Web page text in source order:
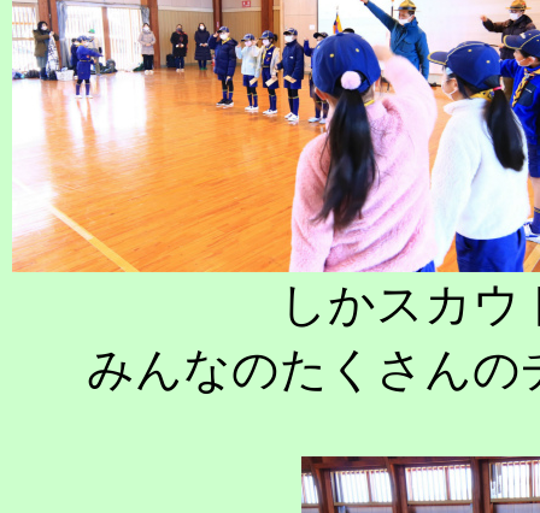
しかスカウ
みんなのたくさんの